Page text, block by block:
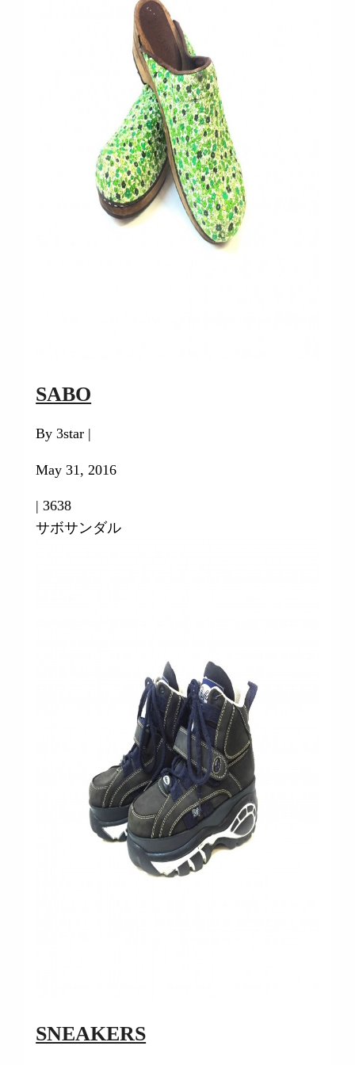
SABO
By 3star |
May 31, 2016
|3638
サボサンダル
SNEAKERS